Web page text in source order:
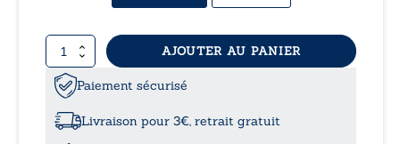
quantité
de
La
fleur
de
AJOUTER AU PANIER
Paiement sécurisé
Livraison pour 3€, retrait gratuit